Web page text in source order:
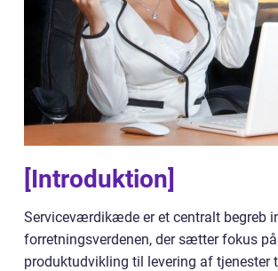
[Introduktion]
Serviceværdikæde er et centralt begreb
forretningsverdenen, der sætter fokus
produktudvikling til levering af tjenester